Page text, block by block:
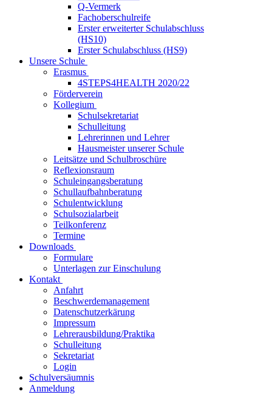
Q-Vermerk
Fachoberschulreife
Erster erweiterter Schulabschluss
(HS10)
Erster Schulabschluss (HS9)
Unsere Schule
Erasmus
4STEPS4HEALTH 2020/22
Förderverein
Kollegium
Schulsekretariat
Schulleitung
Lehrerinnen und Lehrer
Hausmeister unserer Schule
Leitsätze und Schulbroschüre
Reflexionsraum
Schuleingangsberatung
Schullaufbahnberatung
Schulentwicklung
Schulsozialarbeit
Teilkonferenz
Termine
Downloads
Formulare
Unterlagen zur Einschulung
Kontakt
Anfahrt
Beschwerdemanagement
Datenschutzerkärung
Impressum
Lehrerausbildung/Praktika
Schulleitung
Sekretariat
Login
Schulversäumnis
Anmeldung